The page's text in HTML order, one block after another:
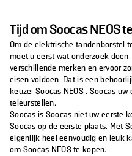
Tijd om Soocas NEOS
Om de elektrische tandenborstel
moet u eerst wat onderzoek
verschillende merken en ervoor
eisen voldoen. Dat is een
keuze: Soocas NEOS . Soocas
teleurstellen.
Soocas is Soocas niet uw eerste
Soocas op de eerste plaats. Met
eigenlijk heel eenvoudig en leuk
om Soocas NEOS te kopen.